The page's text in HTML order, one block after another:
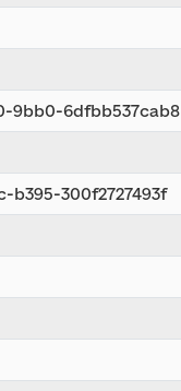
9bb0-6dfbb537cab8
b395-300f2727493f